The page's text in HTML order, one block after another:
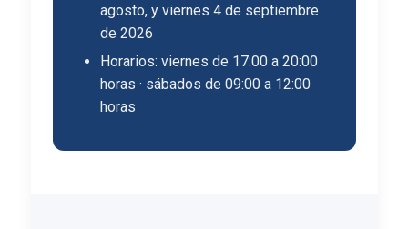
agosto, y viernes 4 de septiembre
de 2026
Horarios: viernes de 17:00 a 20:00
horas · sábados de 09:00 a 12:00
horas